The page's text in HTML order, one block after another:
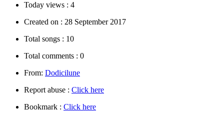
Today views : 4
Created on : 28 September 2017
Total songs : 10
Total comments : 0
From: Dodicilune
Report abuse : Click here
Bookmark : Click here